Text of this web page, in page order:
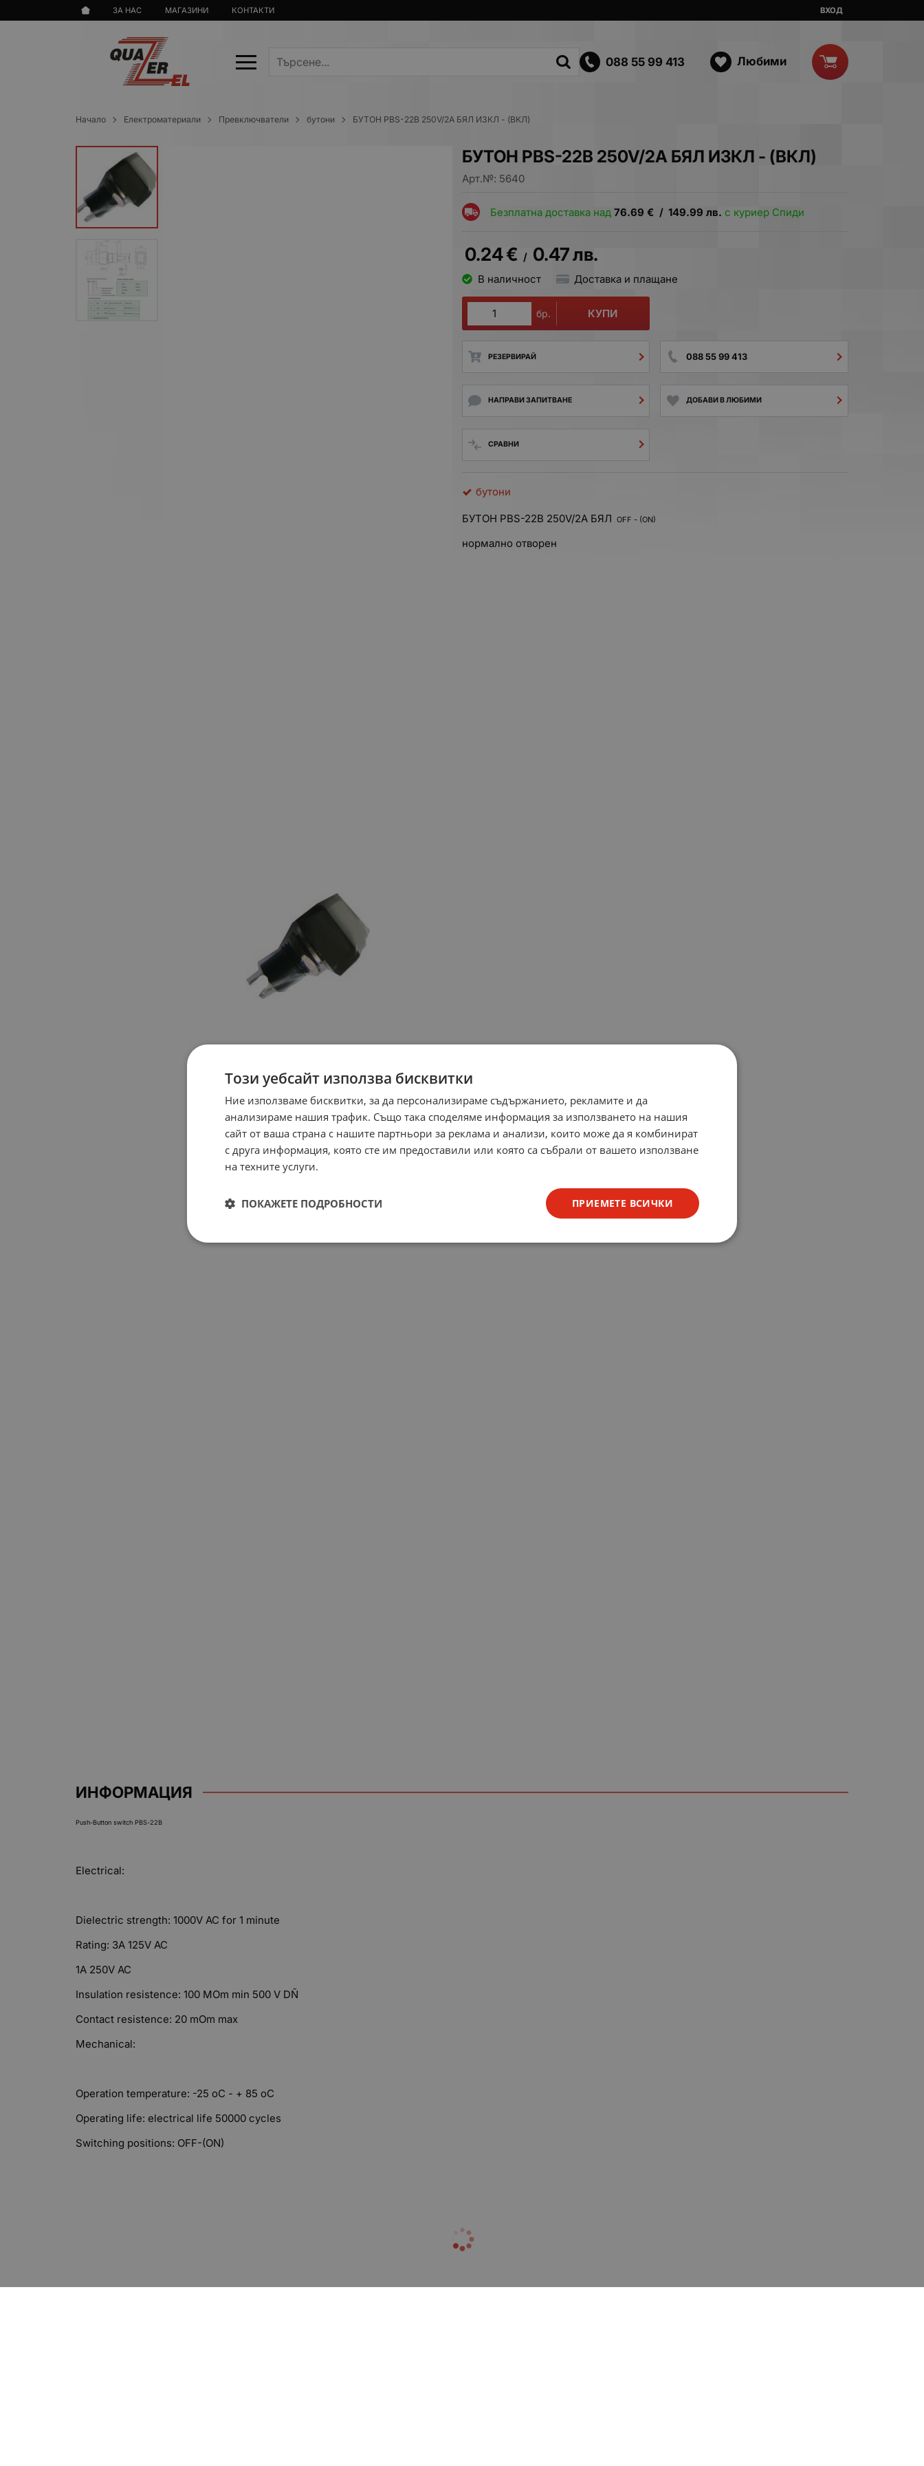
ЗА НАС МАГАЗИНИ КОНТАКТИ ВХОД
088 55 99 413 Любими
Начало Електроматериали Превключватели бутони БУТОН PBS-22B 250V/2A БЯЛ ИЗКЛ - (ВКЛ)
БУТОН PBS-22B 250V/2A БЯЛ ИЗКЛ - (ВКЛ)
Арт.№: 5640
Безплатна доставка над76.69 € / 149.99 лв. с куриер Спиди
0.24€ / 0.47лв.
В наличност Доставка и плащане
бр. КУПИ
РЕЗЕРВИРАЙ 088 55 99 413
НАПРАВИ ЗАПИТВАНЕ ДОБАВИ В ЛЮБИМИ
СРАВНИ
бутони
БУТОН PBS-22B 250V/2A БЯЛ OFF - (ON)
нормално отворен
ИНФОРМАЦИЯ
Push-Button switch PBS-22B
Electrical:
Dielectric strength: 1000V AC for 1 minute
Rating: 3A 125V AC
1A 250V AC
Insulation resistence: 100 MOm min 500 V DÑ
Contact resistence: 20 mOm max
Mechanical:
Operation temperature: -25 oC - + 85 oC
Operating life: electrical life 50000 cycles
Switching positions: OFF-(ON)
Този уебсайт използва бисквитки
Ние използваме бисквитки, за да персонализираме съдържанието, рекламите и да
анализираме нашия трафик. Също така споделяме информация за използването на нашия
сайт от ваша страна с нашите партньори за реклама и анализи, които може да я комбинират
с друга информация, която сте им предоставили или която са събрали от вашето използване
на техните услуги.
ПРИЕМЕТЕ ВСИЧКИ
ПОКАЖЕТЕ ПОДРОБНОСТИ